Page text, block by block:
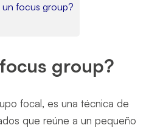
focus group?
group?
focal, es una técnica de
que reúne a un pequeño